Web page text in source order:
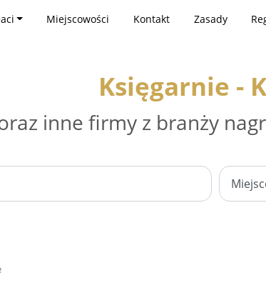
Miejscowości Kontakt Zasady
Księgarnie -
inne firmy z branży